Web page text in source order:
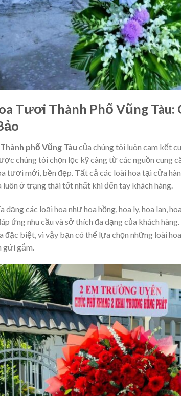
Tươi Thành Phố Vũng
phố Vũng Tàu của chúng tôi luôn cam kết
chúng tôi chọn lọc kỹ càng từ các nguồn cung
tươi mới, bền đẹp. Tất cả các loài hoa tại cửa
luôn ở trạng thái tốt nhất khi đến tay khách hàng.
dạng các loại hoa như hoa hồng, hoa ly, hoa lan,
ứng nhu cầu và sở thích đa dạng của khách
đặc biệt, vì vậy bạn có thể lựa chọn những loài
gửi gắm.